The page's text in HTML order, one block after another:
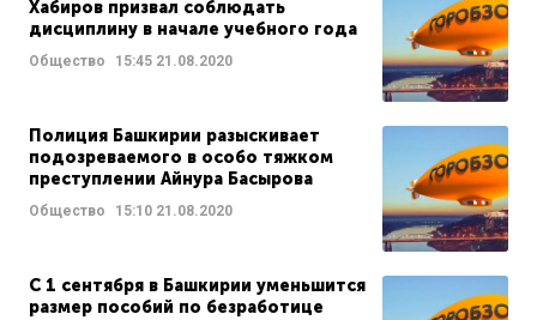
Хабиров призвал соблюдать
дисциплину в начале учебного года
Общество 15:45 21.08.2020
Полиция Башкирии разыскивает
подозреваемого в особо тяжком
преступлении Айнура Басырова
Общество 15:10 21.08.2020
С 1 сентября в Башкирии уменьшится
размер пособий по безработице